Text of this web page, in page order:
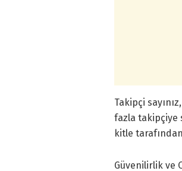
Takipçi
fazla takipçiye
kitle
Güvenilirlik ve